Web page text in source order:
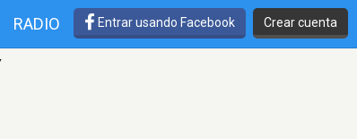
RADIO Entrar usando Facebook Crear cuenta